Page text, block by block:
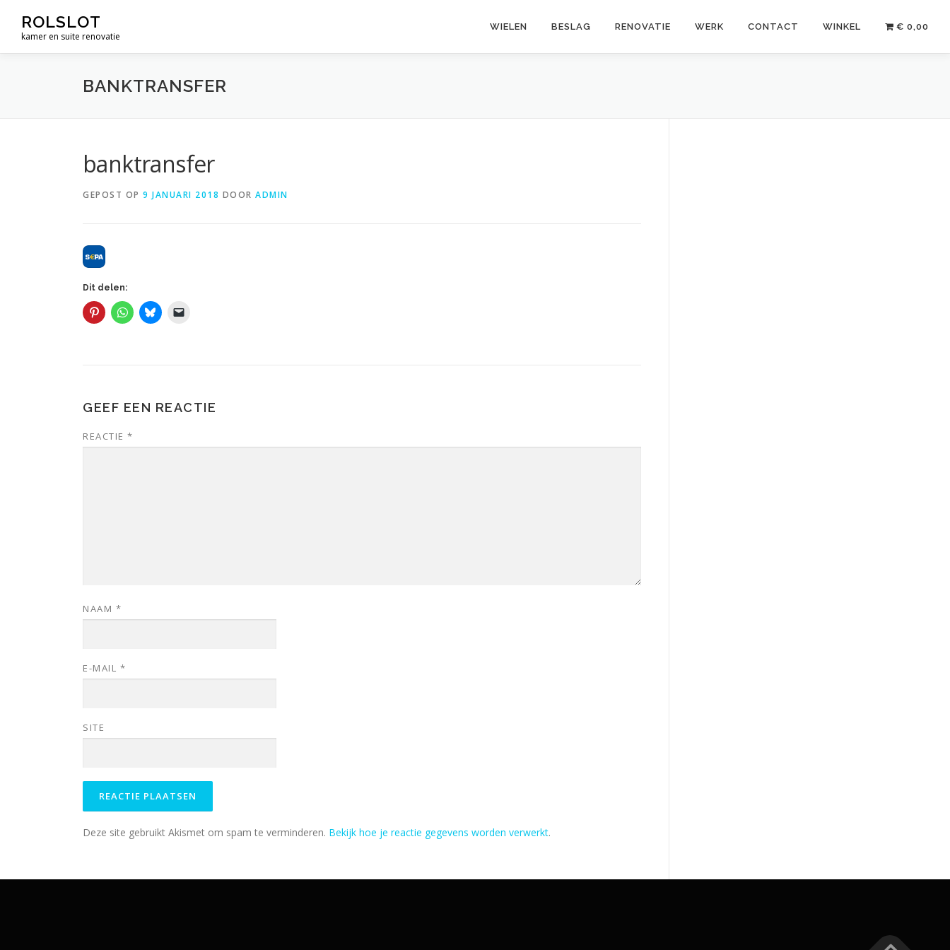
inhoud
ROLSLOT
kamer en suite renovatie
WIELEN BESLAG RENOVATIE WERK CONTACT WINKEL € 0,00
BANKTRANSFER
banktransfer
GEPOST OP 9 JANUARI 2018 DOOR ADMIN
Dit delen:
GEEF EEN REACTIE
REACTIE *
NAAM *
E-MAIL *
SITE
Deze site gebruikt Akismet om spam te verminderen. Bekijk hoe je reactie gegevens worden verwerkt.